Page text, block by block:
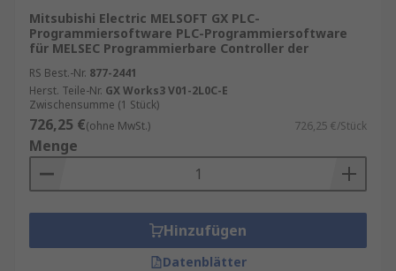
Mitsubishi Electric MELSOFT GX PLC-
Programmiersoftware PLC-Programmiersoftware
für MELSEC Programmierbare Controller der
RS Best.-Nr. 877-2441
Herst. Teile-Nr. GX Works3 V01-2L0C-E
Zwischensumme (1 Stück)
726,25 €(ohne MwSt.) 726,25 €/Stück
Menge
Hinzufügen
Datenblätter